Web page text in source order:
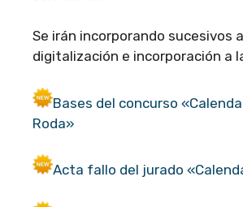
Se irán incorporando sucesivos
digitalización e incorporación a
Bases del concurso
Roda»
Acta fallo del jurado